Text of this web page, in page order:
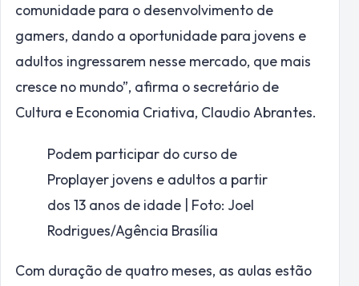
comunidade para o desenvolvimento de
gamers, dando a oportunidade para jovens e
adultos ingressarem nesse mercado, que mais
cresce no mundo”, afirma o secretário de
Cultura e Economia Criativa, Claudio Abrantes.
Podem participar do curso de
Proplayer jovens e adultos a partir
dos 13 anos de idade | Foto: Joel
Rodrigues/Agência Brasília
Com duração de quatro meses, as aulas estão